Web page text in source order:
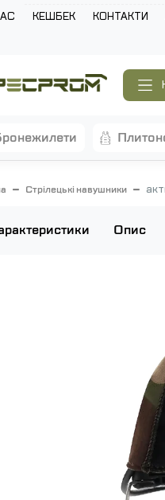
КЕШБЕК КОНТАКТИ
бронежилети
Стрілецькі навушники
Опис